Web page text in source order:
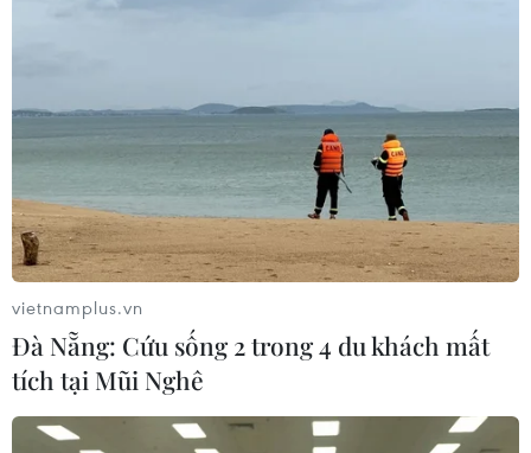
vietnamplus.vn
Đà Nẵng: Cứu sống 2 trong 4 du khách mất
tích tại Mũi Nghê